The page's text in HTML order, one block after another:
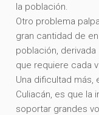
la población.
Otro problema
gran cantidad de
población,
que requiere cada
Una dificultad más,
Culiacán, es que la
soportar grandes